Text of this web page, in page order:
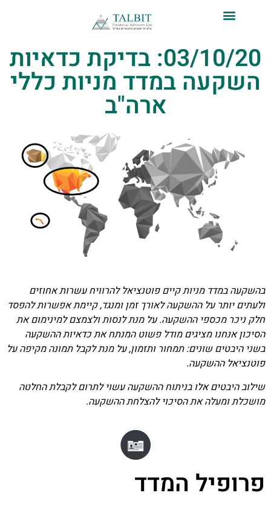
03/10/20: בדיקת כדאיות
השקעה במדד מניות כללי
ארה"ב
בהשקעה במדד מניות קיים פוטנציאל להרוויח עשרות אחוזים
ולעתים יותר על ההשקעה לאורך זמן ומנגד, קיימת אפשרות להפסד
חלק ניכר מכספי ההשקעה. על מנת לנסות ולצמצם למינימום את
הסיכון אנחנו מציגים מודל פשוט המנתח את כדאיות ההשקעה
בשני היבטים שונים: תמחור ותזמון, על מנת לקבל תמונה מקיפה על
פוטנציאל ההשקעה.
שילוב היבטים אלו בניתוח ההשקעה עשוי לתרום לקבלת החלטה
מושכלת ומעלה את הסיכוי להצלחת ההשקעה.
פרופיל המדד